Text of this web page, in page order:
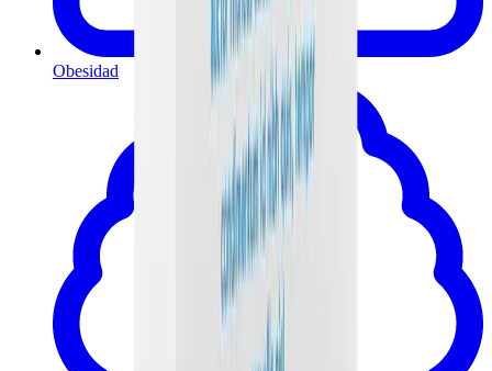
Obesidad